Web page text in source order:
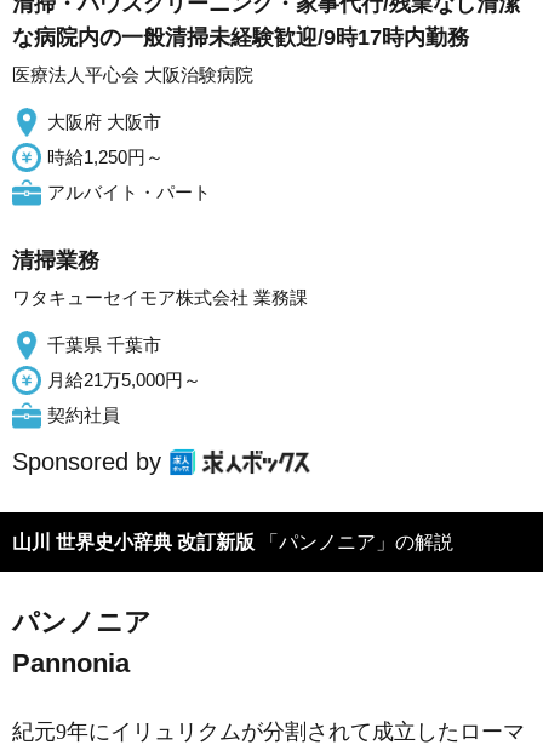
な病院内の一般清掃未経験歓迎/9時17時内勤務
医療法人平心会 大阪治験病院
大阪府 大阪市
時給1,250円～
アルバイト・パート
清掃業務
ワタキューセイモア株式会社 業務課
千葉県 千葉市
月給21万5,000円～
契約社員
Sponsored by
山川 世界史小辞典 改訂新版 「パンノニア」の解説
パンノニア
Pannonia
紀元9年にイリュリクムが分割されて成立したローマ